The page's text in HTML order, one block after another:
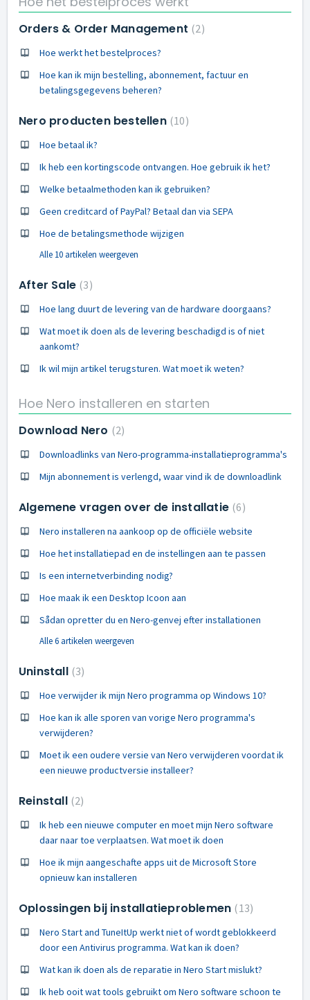
Orders & Order Management 2
Hoe werkt het bestelproces?
Hoe kan ik mijn bestelling, abonnement, factuur en
betalingsgegevens beheren?
Nero producten bestellen 10
Hoe betaal ik?
Ik heb een kortingscode ontvangen. Hoe gebruik ik het?
Welke betaalmethoden kan ik gebruiken?
Geen creditcard of PayPal? Betaal dan via SEPA
Hoe de betalingsmethode wijzigen
Alle 10 artikelen weergeven
After Sale 3
Hoe lang duurt de levering van de hardware doorgaans?
Wat moet ik doen als de levering beschadigd is of niet
aankomt?
Ik wil mijn artikel terugsturen. Wat moet ik weten?
Hoe Nero installeren en starten
Download Nero 2
Downloadlinks van Nero-programma-installatieprogramma's
Mijn abonnement is verlengd, waar vind ik de downloadlink
Algemene vragen over de installatie 6
Nero installeren na aankoop op de officiële website
Hoe het installatiepad en de instellingen aan te passen
Is een internetverbinding nodig?
Hoe maak ik een Desktop Icoon aan
Sådan opretter du en Nero-genvej efter installationen
Alle 6 artikelen weergeven
Uninstall 3
Hoe verwijder ik mijn Nero programma op Windows 10?
Hoe kan ik alle sporen van vorige Nero programma's
verwijderen?
Moet ik een oudere versie van Nero verwijderen voordat ik
een nieuwe productversie installeer?
Reinstall 2
Ik heb een nieuwe computer en moet mijn Nero software
daar naar toe verplaatsen. Wat moet ik doen
Hoe ik mijn aangeschafte apps uit de Microsoft Store
opnieuw kan installeren
Oplossingen bij installatieproblemen 13
Nero Start and TuneItUp werkt niet of wordt geblokkeerd
door een Antivirus programma. Wat kan ik doen?
Wat kan ik doen als de reparatie in Nero Start mislukt?
Ik heb ooit wat tools gebruikt om Nero software schoon te